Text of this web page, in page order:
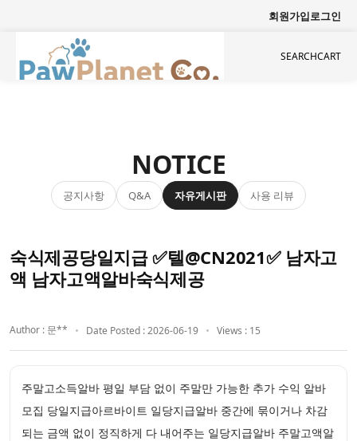
회원가입로그인
SEARCHCART
NOTICE
공지사항 Q&A 자유게시판 사용 리뷰
숙식제공당일지급 ✅텔@CN2021✅ 남자고
액 남자고액알바숙식제공
Author : 문** Date Posted : 2026-06-19 Views : 15
주말고소득알바 평일 부담 없이 주말만 가능한 추가 수익 알바
모집 당일지급아르바이트 일당지급알바 중간에 묶이거나 차감
되는 금액 없이 정직하게 다 내어주는 일당지급알바 주말고액알